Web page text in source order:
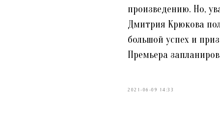
произведению. Но,
Дмитрия Крюкова
большой успех и
Премьера
2021-06-09 14:33